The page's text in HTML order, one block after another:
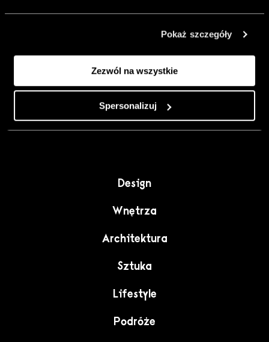
Pokaż szczegóły
Zezwól na wszystkie
Spersonalizuj
urządzić go
rzemiosło jako
punkt wyjścia
do wnętrz
pełnych
charakteru”.
Design
Wnętrza
Architektura
Sztuka
Lifestyle
Podróże